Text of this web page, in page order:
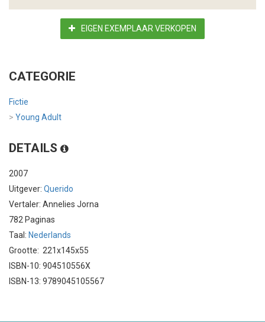
EIGEN EXEMPLAAR VERKOPEN
CATEGORIE
Fictie
> Young Adult
DETAILS
2007
Uitgever: Querido
Vertaler: Annelies Jorna
782 Paginas
Taal: Nederlands
Grootte: 221x145x55
ISBN-10: 904510556X
ISBN-13: 9789045105567